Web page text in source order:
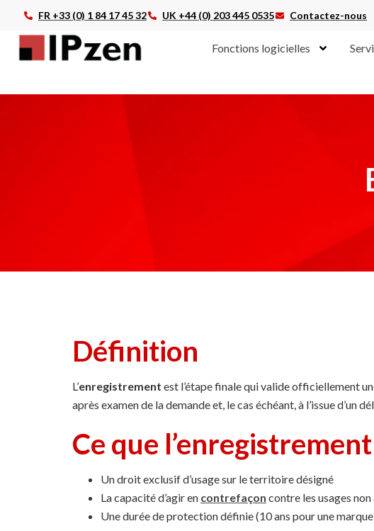
FR +33 (0) 1 84 17 45 32 UK +44 (0) 203 445 0535 Contactez-nous
Fonctions logicielles
Définition
L’enregistrement est l’étape finale qui valide officiellement
après examen de la demande et, le cas échéant, à l’issue d’un
Ce que
Un droit exclusif d’usage sur le territoire désigné
La capacité d’agir en contrefaçon contre les usages
Une durée de protection définie (10 ans pour une